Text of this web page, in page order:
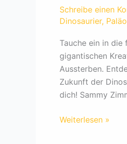
Schreibe einen
Dinosaurier,
Tauche ein in die
gigantischen
Aussterben.
Zukunft der
dich! Sammy
Die
Weiterlesen »